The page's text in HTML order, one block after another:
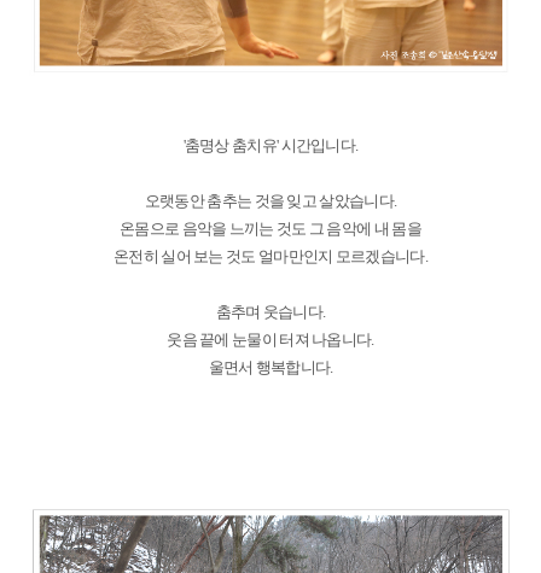
'춤명상 춤치유' 시간입니다.
오랫동안 춤추는 것을 잊고 살았습니다.
온몸으로 음악을 느끼는 것도 그 음악에 내 몸을
온전히 실어 보는 것도 얼마만인지 모르겠습니다.
춤추며 웃습니다.
웃음 끝에 눈물이 터져 나옵니다.
울면서 행복합니다.